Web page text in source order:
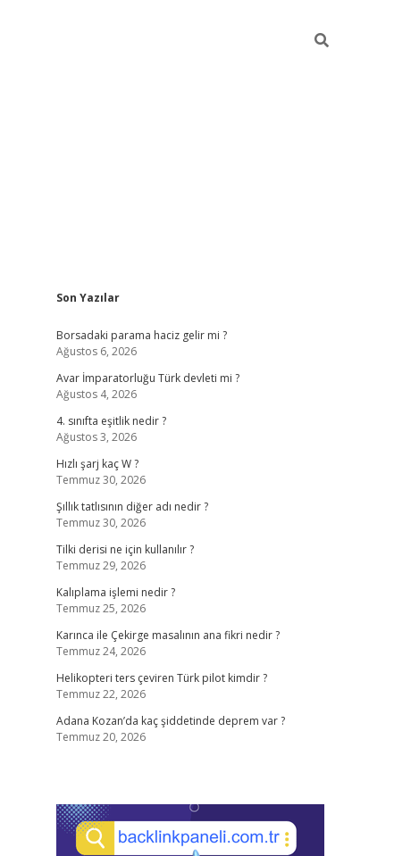
Sidebar
Son Yazılar
Borsadaki parama haciz gelir mi ?
Ağustos 6, 2026
Avar İmparatorluğu Türk devleti mi ?
Ağustos 4, 2026
4. sınıfta eşitlik nedir ?
Ağustos 3, 2026
Hızlı şarj kaç W ?
Temmuz 30, 2026
Şıllık tatlısının diğer adı nedir ?
Temmuz 30, 2026
Tilki derisi ne için kullanılır ?
Temmuz 29, 2026
Kalıplama işlemi nedir ?
Temmuz 25, 2026
Karınca ile Çekirge masalının ana fikri nedir ?
Temmuz 24, 2026
Helikopteri ters çeviren Türk pilot kimdir ?
Temmuz 22, 2026
Adana Kozan’da kaç şiddetinde deprem var ?
Temmuz 20, 2026